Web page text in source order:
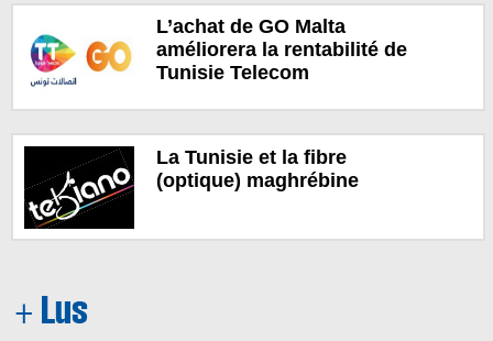
L’achat de GO Malta
améliorera la rentabilité de
Tunisie Telecom
La Tunisie et la fibre
(optique) maghrébine